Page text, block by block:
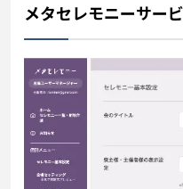
メタセレモニーサー